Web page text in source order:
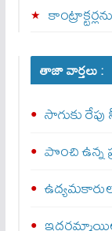
తాజా వార్తలు :
సాగుకు
పొంచి ఉన్న